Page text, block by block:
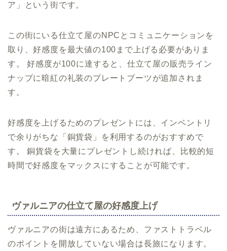
ア」という街です。
この街にいる仕立て屋のNPCとコミュニケーションを
取り、好感度を最大値の100まで上げる必要がありま
す。 好感度が100に達すると、仕立て屋の販売ライン
ナップに暗紅の礼装のプレートブーツが追加されま
す。
好感度を上げるためのプレゼントには、インベントリ
で余りがちな「銅貨袋」を利用するのがおすすめで
す。 銅貨袋を大量にプレゼントし続ければ、比較的短
時間で好感度をマックスにすることが可能です。
ヴァルニアの仕立て屋の好感度上げ
ヴァルニアの街は遠方にあるため、ファストトラベル
のポイントを開放していない場合は長旅になります。